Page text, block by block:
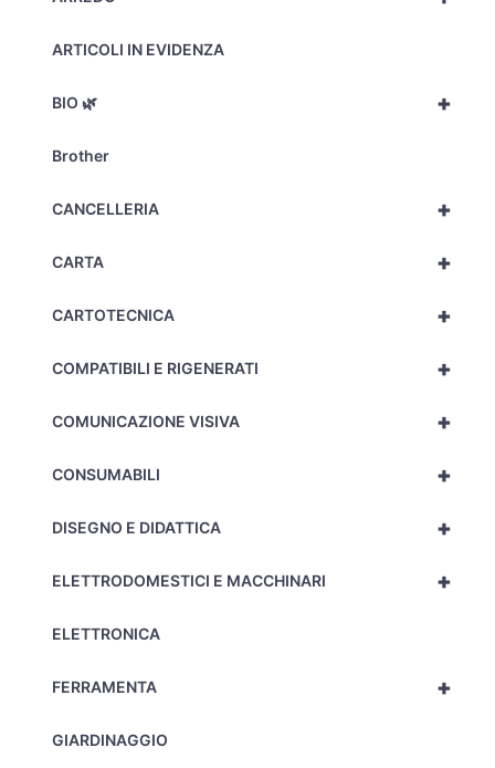
ARTICOLI IN EVIDENZA
+
BIO 🌿
Brother
+
CANCELLERIA
+
CARTA
+
CARTOTECNICA
+
COMPATIBILI E RIGENERATI
+
COMUNICAZIONE VISIVA
+
CONSUMABILI
+
DISEGNO E DIDATTICA
+
ELETTRODOMESTICI E MACCHINARI
ELETTRONICA
+
FERRAMENTA
GIARDINAGGIO